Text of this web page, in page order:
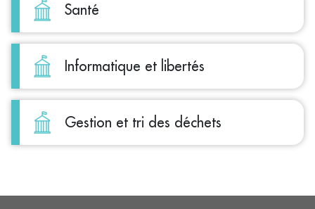
Santé
Informatique et libertés
Gestion et tri des déchets